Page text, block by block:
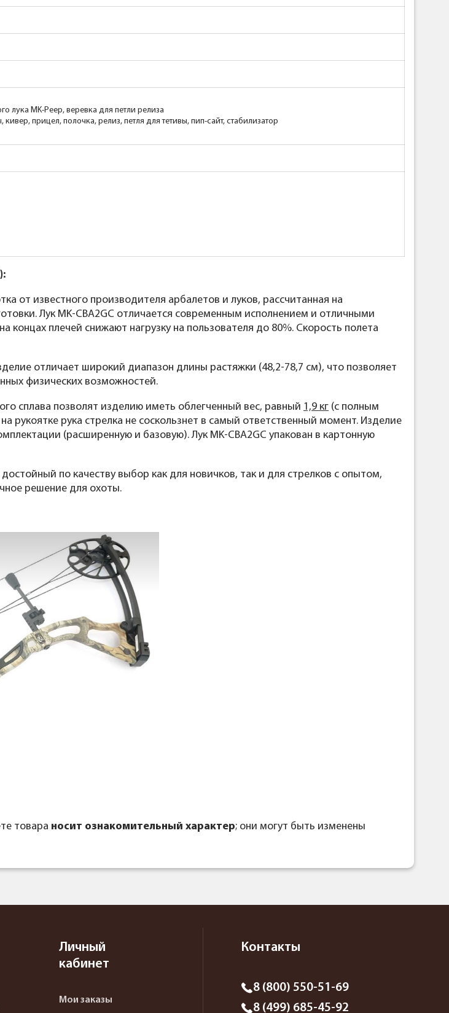
лука MK-Peep, веревка для петли релиза
прицел, полочка, релиз, петля для тетивы, пип-сайт, стабилизатор
от известного производителя арбалетов и луков, рассчитанная на
Лук MK-CBA2GC отличается современным исполнением и отличными
плечей снижают нагрузку на пользователя до 80%. Скорость полета
отличает широкий диапазон длины растяжки (48,2-78,7 см), что позволяет
физических возможностей.
сплава позволят изделию иметь облегченный вес, равный 1,9 кг (с полным
рукоятке рука стрелка не соскользнет в самый ответственный момент. Изделие
(расширенную и базовую). Лук MK-CBA2GC упакован в картонную
по качеству выбор как для новичков, так и для стрелков с опытом,
решение для охоты.
товара носит ознакомительный характер; они могут быть изменены
Личный
кабинет
Мои заказы
Контакты
8 (800) 550-51-69
8 (499) 685-45-92